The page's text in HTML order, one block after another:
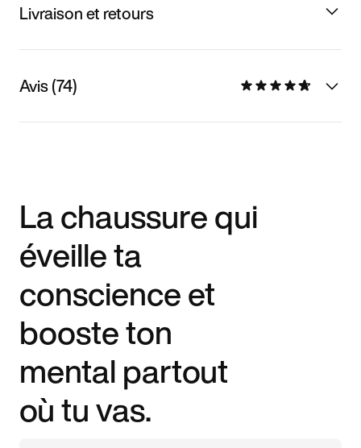
Livraison et retours
Avis (74)
La chaussure qui
éveille ta
conscience et
booste ton
mental partout
où tu vas.